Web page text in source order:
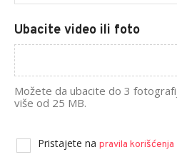
Ubacite video ili foto
Možete da ubacite do 3
više od 25 MB.
Pristajete na pravila korišćenja